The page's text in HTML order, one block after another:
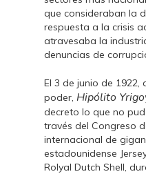
que consideraban la
respuesta a la crisis
atravesaba la
denuncias de
El 3 de junio de 1922,
poder, Hipólito
decreto lo que no
través del Congreso
internacional de
estadounidense
Rolyal Dutch Shell,